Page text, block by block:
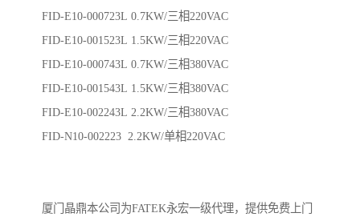
FID-E10-000723L 0.7KW/三相220VAC
FID-E10-001523L 1.5KW/三相220VAC
FID-E10-000743L 0.7KW/三相380VAC
FID-E10-001543L 1.5KW/三相380VAC
FID-E10-002243L 2.2KW/三相380VAC
FID-N10-002223 2.2KW/单相220VAC
厦门晶鼎本公司为FATEK永宏一级代理，提供免费上门